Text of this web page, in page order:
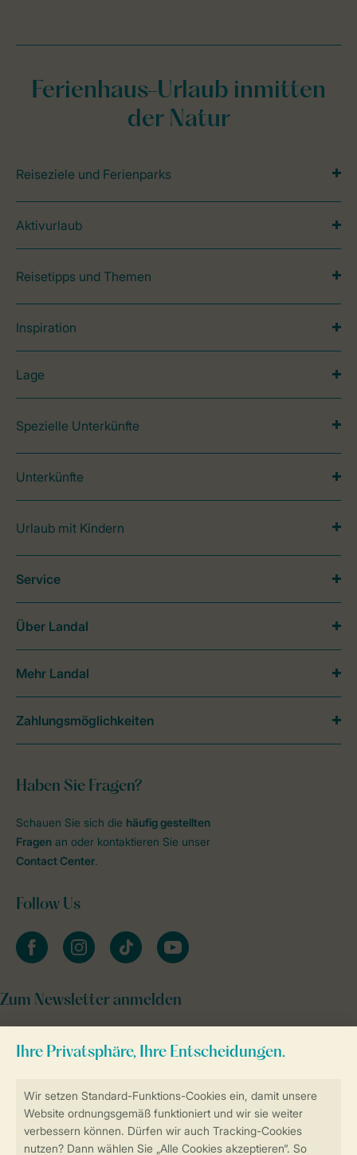
Sicher und schnell zur Online-Buchung
Ferienhaus-Urlaub inmitten
der Natur
Reiseziele und Ferienparks
Aktivurlaub
Reisetipps und Themen
Inspiration
Lage
Spezielle Unterkünfte
Unterkünfte
Urlaub mit Kindern
Haben Sie Fragen?
Schauen Sie sich die häufig gestellten
Fragen an oder kontaktieren Sie unser
Contact Center.
Follow Us
facebookinstagramtiktok youtube
Zum Newsletter anmelden
Service
Über Landal
Mehr Landal
Zahlungsmöglichkeiten